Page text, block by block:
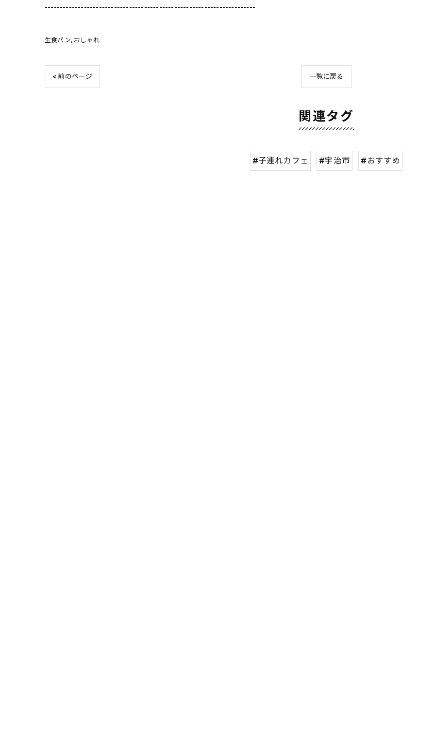
----------------------------------------------------------------------
生食パン おしゃれ
< 前のページ 一覧に戻る
関連タグ
#子連れカフェ #宇治市 #おすすめ